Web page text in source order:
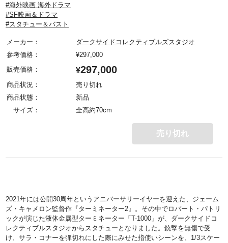
#海外映画 海外ドラマ
#SF映画＆ドラマ
#スタチュー＆バスト
メーカー：
ダークサイドコレクティブルズスタジオ
参考価格：
¥297,000
販売価格：
¥297,000
商品状況：
売り切れ
商品状態：
新品
サイズ：
全高約70cm
売り切れ
2021年には公開30周年というアニバーサリーイヤーを迎えた、ジェーム
ズ・キャメロン監督作『ターミネーター2』。その中でロバート・パトリ
ックが演じた液体金属型ターミネーター「T-1000」が、ダークサイドコ
レクティブルスタジオからスタチューとなりました。銃撃を無傷で受
け、サラ・コナーを弾切れにした際にみせた指使いシーンを、1/3スケー